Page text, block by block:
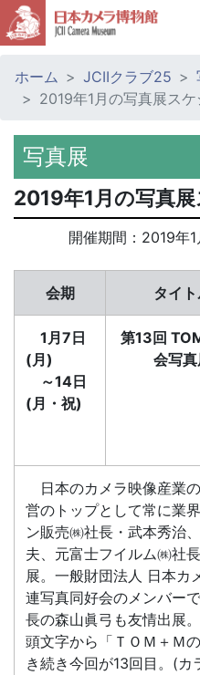
ホーム JCIIクラブ25
2019年1月の写真展ス
写真展
2019年1月の写真
開催期間： 2019年
会期 タイ
1月7日
(月)
～14日
(月・祝)
第13回
会写
日本のカメラ映像産業
営のトップとして常に業
ン販売㈱社長・武本秀治
夫、元富士フイルム㈱社
展。一般財団法人 日本カ
連写真同好会のメンバー
長の森山眞弓も友情出展
頭文字から「ＴＯＭ＋Ｍ
き続き今回が13回目。(カ